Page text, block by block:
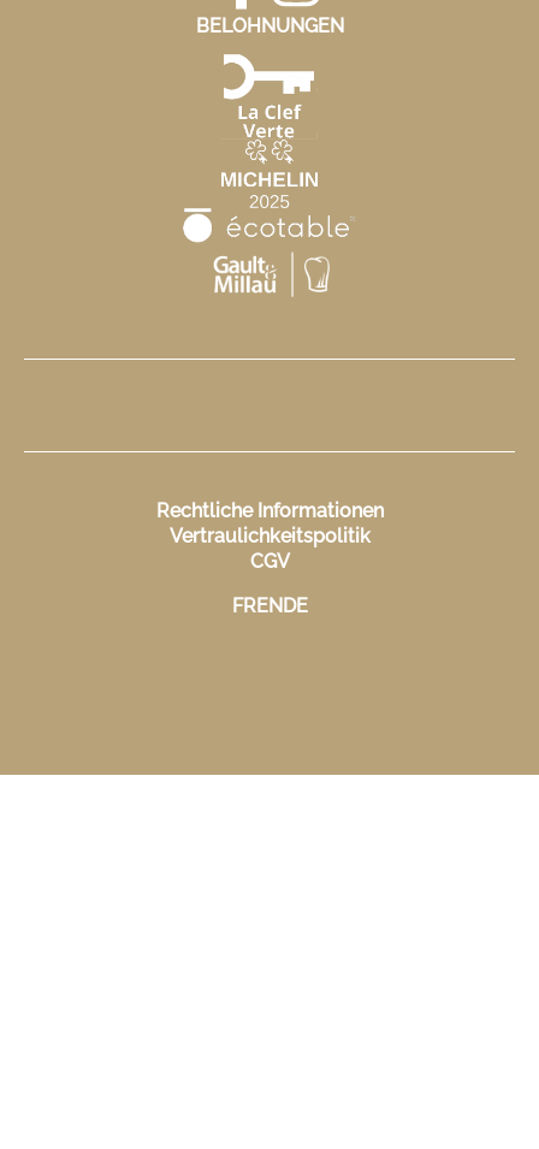
BELOHNUNGEN
Rechtliche Informationen
Vertraulichkeitspolitik
CGV
FRENDE